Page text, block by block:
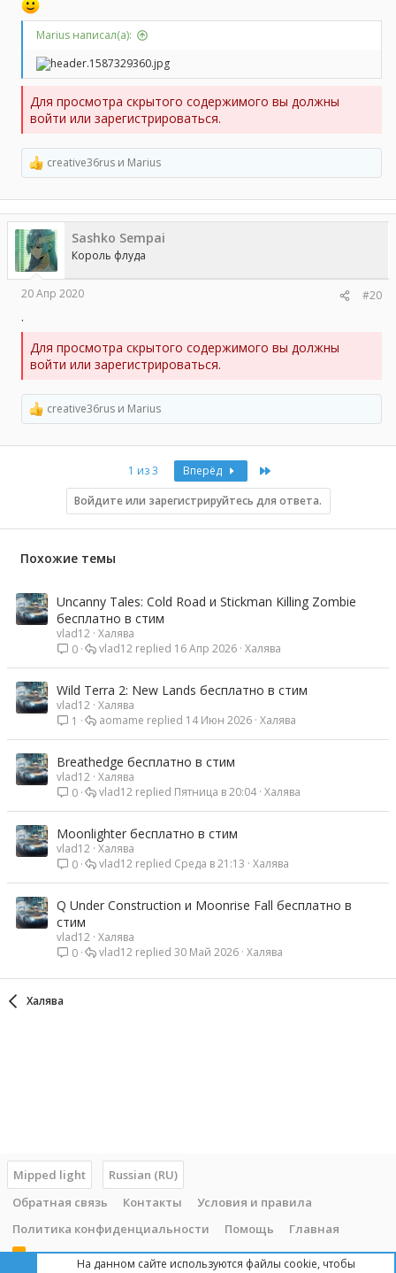
Marius написал(а):
Для просмотра скрытого содержимого вы должны
войти или зарегистрироваться.
Р
е
а
к
ц
и
и
:
creative36rus и Marius
Sashko Sempai
Король флуда
20 Апр 2020 #20
.
Для просмотра скрытого содержимого вы должны
войти или зарегистрироваться.
Р
е
а
creative36rus и Marius
1 из 3 Вперёд
Войдите или зарегистрируйтесь для ответа.
Похожие темы
Uncanny Tales: Cold Road и Stickman Killing Zombie
бесплатно в стим
vlad12 Халява
0
Халява
16 Апр 2026
vlad12
Wild Terra 2: New Lands бесплатно в стим
vlad12 Халява
1
Халява
14 Июн 2026
aomame
Breathedge бесплатно в стим
vlad12 Халява
0
Халява
Пятница в 20:04
vlad12
Moonlighter бесплатно в стим
vlad12 Халява
0
Халява
Среда в 21:13
vlad12
Q Under Construction и Moonrise Fall бесплатно в
стим
vlad12 Халява
0
Халява
30 Май 2026
vlad12
Халява
Mipped light
Russian (RU)
Обратная связь
Контакты
Условия и правила
Политика конфиденциальности
Помощь Главная
R
На данном сайте используются файлы cookie, чтобы